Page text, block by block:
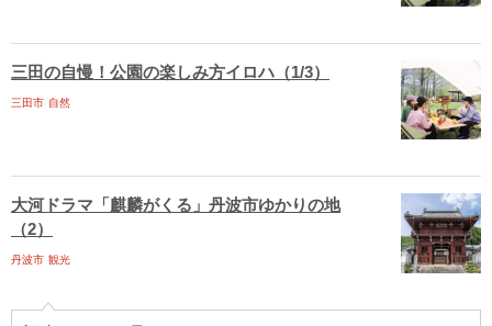
三田の自慢！公園の楽しみ方イロハ（1/3）
三田市 自然
大河ドラマ「麒麟がくる」丹波市ゆかりの地
（2）
丹波市 観光